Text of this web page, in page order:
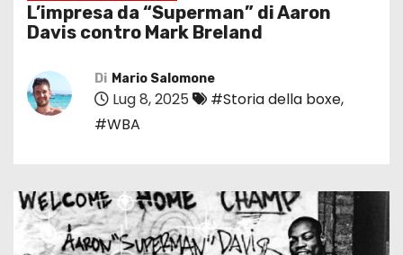
L’impresa da “Superman” di Aaron
Davis contro Mark Breland
Di Mario Salomone
Lug 8, 2025 #Storia della boxe,
#WBA